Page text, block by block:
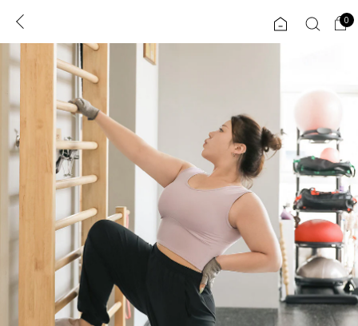
로그인 0
JP
리뷰 & 혜택 플러스핏 회원혜택
CATEGORY COMMUNITY
도착보장⚡
인플루언서 pick!
신상 5%
익스클루시브
아우터
티셔츠
0